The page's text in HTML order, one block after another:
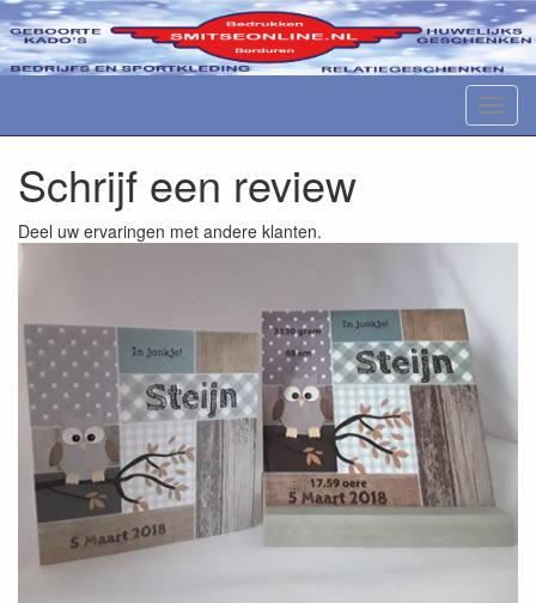
M
e
Schrijf een review
Deel uw ervaringen met andere klanten.